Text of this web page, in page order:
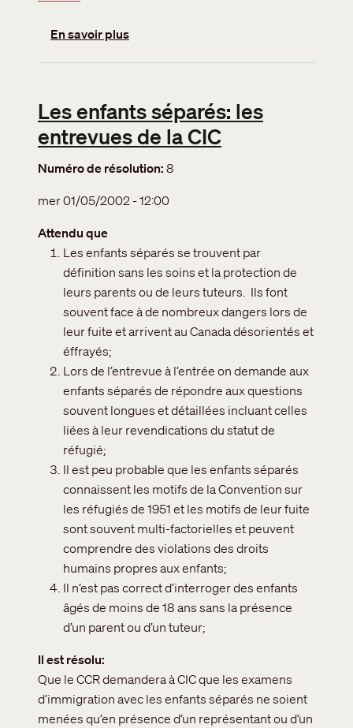
En savoir plussur Enfants séparés : juridiction
Les enfants séparés: les
entrevues de la CIC
Numéro de résolution 8
mer 01/05/2002 - 12:00
Attendu que
Les enfants séparés se trouvent par
définition sans les soins et la protection de
leurs parents ou de leurs tuteurs. Ils font
souvent face à de nombreux dangers lors de
leur fuite et arrivent au Canada désorientés et
éffrayés;
Lors de l’entrevue à l’entrée on demande aux
enfants séparés de répondre aux questions
souvent longues et détaillées incluant celles
liées à leur revendications du statut de
réfugié;
Il est peu probable que les enfants séparés
connaissent les motifs de la Convention sur
les réfugiés de 1951 et les motifs de leur fuite
sont souvent multi-factorielles et peuvent
comprendre des violations des droits
humains propres aux enfants;
Il n’est pas correct d’interroger des enfants
âgés de moins de 18 ans sans la présence
d’un parent ou d’un tuteur;
Il est résolu
Que le CCR demandera à CIC que les examens
d’immigration avec les enfants séparés ne soient
menées qu’en présence d’un représentant ou d’un